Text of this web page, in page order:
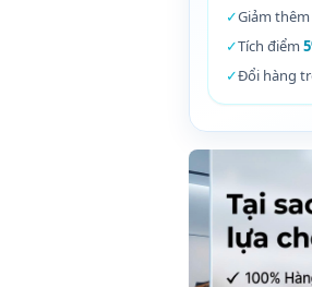
✓Giảm thêm
✓Tích điểm
✓Đổi hàng